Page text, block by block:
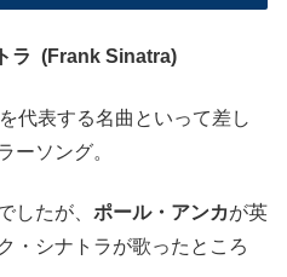
ラ (Frank Sinatra)
代表する名曲といって差し
ーソング。
したが、 ポール・アンカが英
・シナトラが歌ったところ